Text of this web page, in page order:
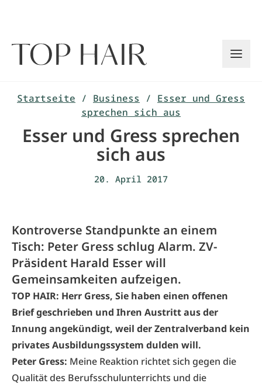
Startseite / Business / Esser und Gress
sprechen sich aus
Esser und Gress sprechen
sich aus
20. April 2017
Kontroverse Standpunkte an einem
Tisch: Peter Gress schlug Alarm. ZV-
Präsident Harald Esser will
Gemeinsamkeiten aufzeigen.
TOP HAIR: Herr Gress, Sie haben einen offenen
Brief geschrieben und Ihren Austritt aus der
Innung angekündigt, weil der Zentralverband kein
privates Ausbildungssystem dulden will.
Peter Gress: Meine Reaktion richtet sich gegen die
Qualität des Berufsschulunterrichts und die